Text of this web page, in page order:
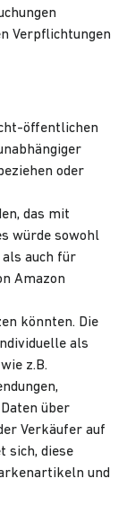
Verpflichtungen
öffentlichen
oder
das mit
würde sowohl
auch für
Amazon
könnten. Die
als
z.B.
über
Verkäufer auf
sich, diese
und